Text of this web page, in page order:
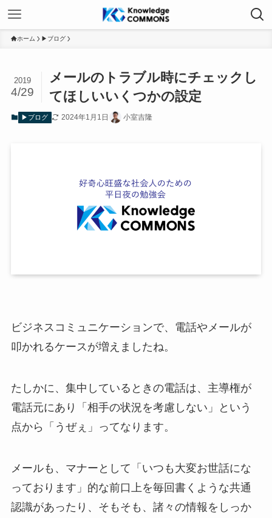
ホーム ▶ブログ
メールのトラブル時にチェックし
てほしいいくつかの設定
2019
4/29
▶ブログ 2024年1月1日 小室吉隆
ビジネスコミュニケーションで、電話やメールが
叩かれるケースが増えましたね。
たしかに、集中しているときの電話は、主導権が
電話元にあり「相手の状況を考慮しない」という
点から「うぜぇ」ってなります。
メールも、マナーとして「いつも大変お世話にな
っております」的な前口上を毎回書くような共通
認識があったり、そもそも、諸々の情報をしっか